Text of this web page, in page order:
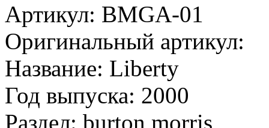
Артикул: BMGA-01
Оригинальный артикул:
Название: Liberty
Год выпуска: 2000
Раздел: burton morris